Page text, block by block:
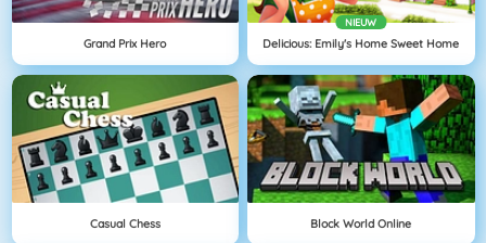
Grand Prix Hero
NIEUW
Delicious: Emily's Home Sweet Home
Casual Chess Block World Online